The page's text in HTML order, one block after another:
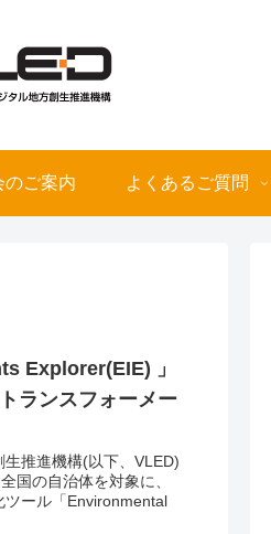
のご案内 よくあるご質問
Explorer(EIE) 」
ランスフォーメー
推進機構(以下、VLED)
国の自治体を対象に、
ール「Environmental